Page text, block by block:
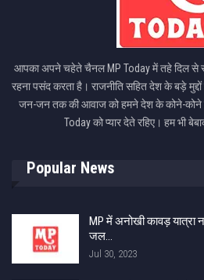
आपका अपने चहेते चैनल MP Today में तहे दिल से
रहना पसंद करता है। राजनीति सहित देश के बड़े
जन-जन तक की आवाज को हमने देश के कोने-कोने
Today को प्यार देते रहिए। हम भी
Popular News
MP में अनोखी कावड़ यात्रा
जल…
Jul 30, 2023